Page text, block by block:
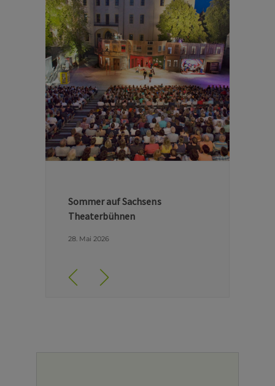
Hinter den Kulissen der Dresdner
Semperoper
29. April 2026